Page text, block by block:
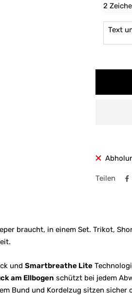
2
Text
Teilen
braucht, in einem Set. Trikot,
und Smartbreathe Lite
am Ellbogen schützt bei jedem
Bund und Kordelzug sitzen sicher